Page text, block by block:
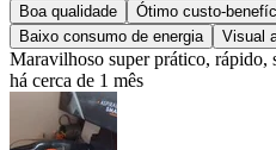
Boa qualidade Ótimo custo-
Baixo consumo de energia
Visual
Maravilhoso super prático, rápido,
há cerca de 1 mês